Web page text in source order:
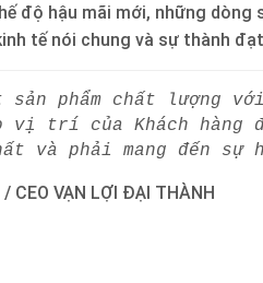
độ hậu mãi mới, những
tế nói chung và sự thành
sản phẩm chất lượng
vị trí của Khách hàng
và phải mang đến
/ CEO VẠN LỢI ĐẠI THÀNH